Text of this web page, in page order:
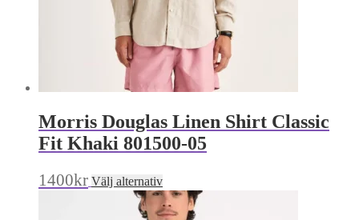
Morris Douglas Linen Shirt Classic
Fit Khaki 801500-05
1400kr Välj alternativDen
här
produkten